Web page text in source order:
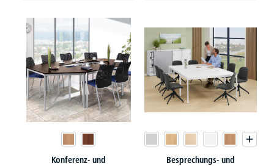
Konferenz- und
Besprechungs- und